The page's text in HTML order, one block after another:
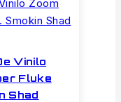
Vinilo
Fluke
Shad